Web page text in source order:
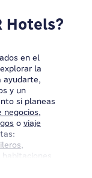
Hotels?
en el
la
ayudarte,
y un
si planeas
negocios,
o viaje
,